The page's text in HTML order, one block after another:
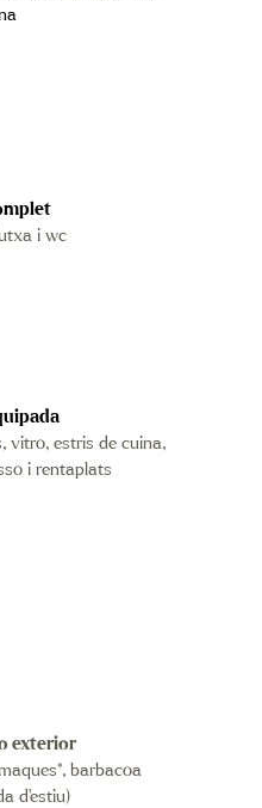
i wc
vitro, estris de cuina,
i rentaplats
exterior
barbacoa
d’estiu)